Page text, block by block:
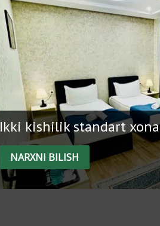
Ikki kishilik standart xona
NARXNI BILISH